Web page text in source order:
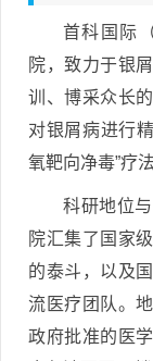
首科国际
院，致力于银
训、博采众长
对银屑病进行
氧靶向净毒”疗
科研地位
院汇集了国家
的泰斗，以及
流医疗团队。
政府批准的医